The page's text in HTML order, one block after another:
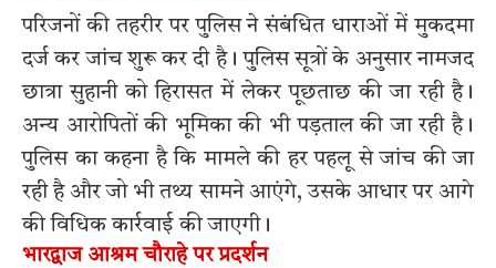
परिजनों की तहरीर पर पुलिस ने संबंधित धाराओं में मुकदमा
दर्ज कर जांच शुरू कर दी है। पुलिस सूत्रों के अनुसार नामजद
छात्रा सुहानी को हिरासत में लेकर पूछताछ की जा रही है।
अन्य आरोपितों की भूमिका की भी पड़ताल की जा रही है।
पुलिस का कहना है कि मामले की हर पहलू से जांच की जा
रही है और जो भी तथ्य सामने आएंगे, उसके आधार पर आगे
की विधिक कार्रवाई की जाएगी।
भारद्वाज आश्रम चौराहे पर प्रदर्शन